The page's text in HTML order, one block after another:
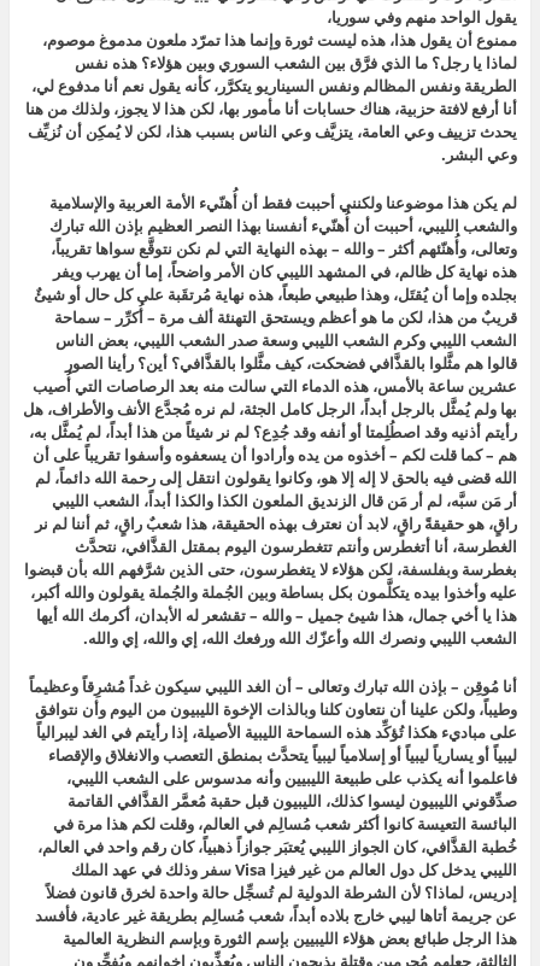
يقول الواحد منهم وفي سوريا،
ممنوع أن يقول هذا، هذه ليست ثورة وإنما هذا تمرّد ملعون مدموغ موصوم،
لماذا يا رجل؟ ما الذي فرَّق بين الشعب السوري وبين هؤلاء؟ هذه نفس
الطريقة ونفس المظالم ونفس السيناريو يتكرَّر، كأنه يقول نعم أنا مدفوع لي،
أنا أرفع لافتة حزبية، هناك حسابات أنا مأمور بها، لكن هذا لا يجوز، ولذلك من هنا
يحدث تزييف وعي العامة، يتزيَّف وعي الناس بسبب هذا، لكن لا يُمكِن أن نُزيِّف
وعي البشر.
لم يكن هذا موضوعنا ولكنني أحببت فقط أن أُهنّيء الأمة العربية والإسلامية
والشعب الليبي، أحببت أن أُهنّيء أنفسنا بهذا النصر العظيم بإذن الله تبارك
وتعالى، وأُهنّئهم أكثر – والله – بهذه النهاية التي لم نكن نتوقَّع سواها تقريباً،
هذه نهاية كل ظالم، في المشهد الليبي كان الأمر واضحاً، إما أن يهرب ويفر
بجلده وإما أن يُقتَل، وهذا طبيعي طبعاً، هذه نهاية مُرتقَبة على كل حال أو شيئٌ
قريبٌ من هذا، لكن ما هو أعظم ويستحق التهنئة ألف مرة – أُكرِّر – سماحة
الشعب الليبي وكرم الشعب الليبي وسعة صدر الشعب الليبي، بعض الناس
قالوا هم مثَّلوا بالقذَّافي فضحكت، كيف مثَّلوا بالقذَّافي؟ أين؟ رأينا الصور
عشرين ساعة بالأمس، هذه الدماء التي سالت منه بعد الرصاصات التي أُصيب
بها ولم يُمثَّل بالرجل أبداً، الرجل كامل الجثة، لم نره مُجدَّع الأنف والأطراف، هل
رأيتم أذنيه وقد اصطُلِمتا أو أنفه وقد جُدِع؟ لم نر شيئاً من هذا أبداً، لم يُمثَّل به،
هم – كما قلت لكم – أخذوه من يده وأرادوا أن يسعفوه وأسفوا تقريباً على أن
الله قضى فيه بالحق لا إله إلا هو، وكانوا يقولون انتقل إلى رحمة الله دائماً، لم
أر مَن سبَّه، لم أر مَن قال الزنديق الملعون الكذا والكذا أبداً، الشعب الليبي
راقٍ، هو حقيقةً راقٍ، لابد أن نعترف بهذه الحقيقة، هذا شعبٌ راقٍ، ثم أننا لم نر
الغطرسة، أنا أتغطرس وأنتم تتغطرسون اليوم بمقتل القذَّافي، نتحدَّث
بغطرسة وبفلسفة، لكن هؤلاء لا يتغطرسون، حتى الذين شرَّفهم الله بأن قبضوا
عليه وأخذوا بيده يتكلَّمون بكل بساطة وبين الجُملة والجُملة يقولون والله أكبر،
هذا يا أخي جمال، هذا شيئ جميل – والله – تقشعر له الأبدان، أكرمك الله أيها
الشعب الليبي ونصرك الله وأعزّك الله ورفعك الله، إي والله، إي والله.
أنا مُوقِن – بإذن الله تبارك وتعالى – أن الغد الليبي سيكون غداً مُشرِقاً وعظيماً
وطيباً، ولكن علينا أن نتعاون كلنا وبالذات الإخوة الليبيون من اليوم وأن نتوافق
على مباديء هكذا تُؤكِّد هذه السماحة الليبية الأصيلة، إذا رأيتم في الغد ليبرالياً
ليبياً أو يسارياً ليبياً أو إسلامياً ليبياً يتحدَّث بمنطق التعصب والانغلاق والإقصاء
فاعلموا أنه يكذب على طبيعة الليبيين وأنه مدسوس على الشعب الليبي،
صدِّقوني الليبيون ليسوا كذلك، الليبيون قبل حقبة مُعمَّر القذَّافي القاتمة
البائسة التعيسة كانوا أكثر شعب مُسالِم في العالم، وقلت لكم هذا مرة في
خُطبة القذَّافي، كان الجواز الليبي يُعتبَر جوازاً ذهبياً، كان رقم واحد في العالم،
الليبي يدخل كل دول العالم من غير فيزا Visa سفر وذلك في عهد الملك
إدريس، لماذا؟ لأن الشرطة الدولية لم تُسجِّل حالة واحدة لخرق قانون فضلاً
عن جريمة أتاها ليبي خارج بلاده أبداً، شعب مُسالِم بطريقة غير عادية، فأفسد
هذا الرجل طبائع بعض هؤلاء الليبيين بإسم الثورة وبإسم النظرية العالمية